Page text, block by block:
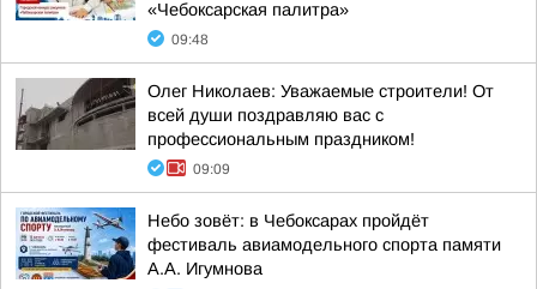
«Чебоксарская палитра»
09:48
Олег Николаев: Уважаемые строители! От
всей души поздравляю вас с
профессиональным праздником!
09:09
Небо зовёт: в Чебоксарах пройдёт
фестиваль авиамодельного спорта памяти
А.А. Игумнова